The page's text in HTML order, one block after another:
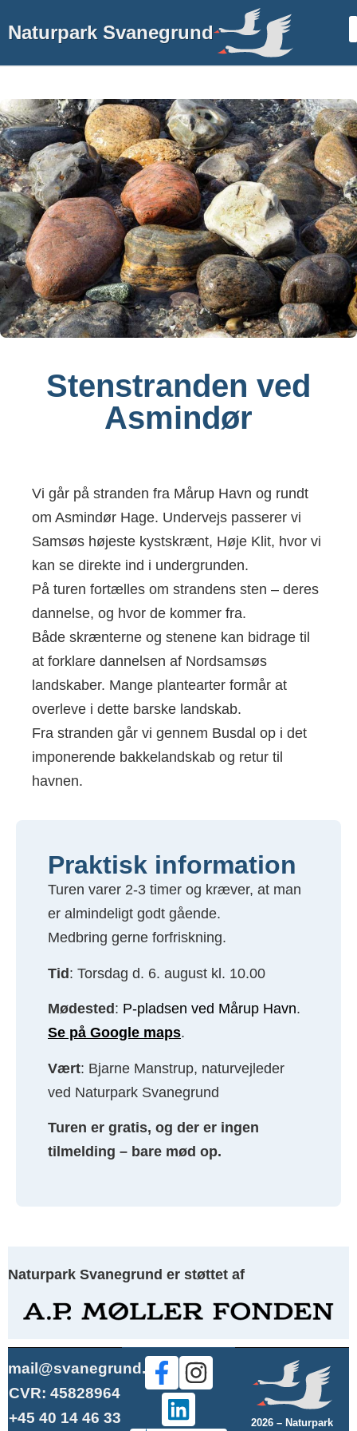
Naturpark Svanegrund
Stenstranden ved
Asmindør
Vi går på stranden fra Mårup Havn og rundt
om Asmindør Hage. Undervejs passerer vi
Samsøs højeste kystskrænt, Høje Klit, hvor vi
kan se direkte ind i undergrunden.
På turen fortælles om strandens sten – deres
dannelse, og hvor de kommer fra.
Både skrænterne og stenene kan bidrage til
at forklare dannelsen af Nordsamsøs
landskaber. Mange plantearter formår at
overleve i dette barske landskab.
Fra stranden går vi gennem Busdal op i det
imponerende bakkelandskab og retur til
havnen.
Praktisk information
Turen varer 2-3 timer og kræver, at man
er almindeligt godt gående.
Medbring gerne forfriskning.
Tid: Torsdag d. 6. august kl. 10.00
Mødested : P-pladsen ved Mårup Havn.
Se på Google maps.
Vært: Bjarne Manstrup, naturvejleder
ved Naturpark Svanegrund
Turen er gratis, og der er ingen
tilmelding – bare mød op.
Naturpark Svanegrund er støttet af
mail@svanegrund.dk
CVR: 45828964
+45 40 14 46 33
2026 – Naturpark